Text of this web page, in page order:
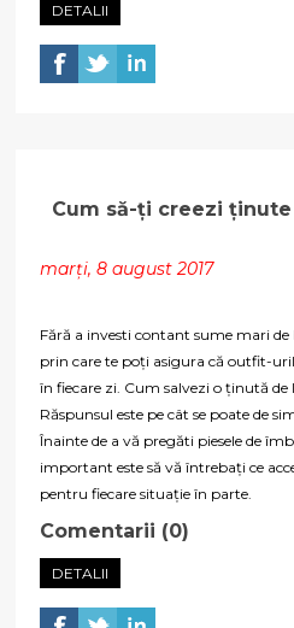
DETALII
Cum să-ți creezi
marți, 8 august 2017
Fără a investi contant sume mari
prin care te poți asigura că outfit-
în fiecare zi. Cum salvezi o ținută de
Răspunsul este pe cât se poate de
Înainte de a vă pregăti piesele de
important este să vă întrebați ce
pentru fiecare situație în parte.
Comentarii (0)
DETALII